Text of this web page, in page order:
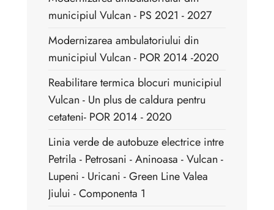
municipiul Vulcan - PS 2021 - 2027
Modernizarea ambulatoriului din
municipiul Vulcan - POR 2014 -2020
Reabilitare termica blocuri municipiul
Vulcan - Un plus de caldura pentru
cetateni- POR 2014 - 2020
Linia verde de autobuze electrice intre
Petrila - Petrosani - Aninoasa - Vulcan -
Lupeni - Uricani - Green Line Valea
Jiului - Componenta 1